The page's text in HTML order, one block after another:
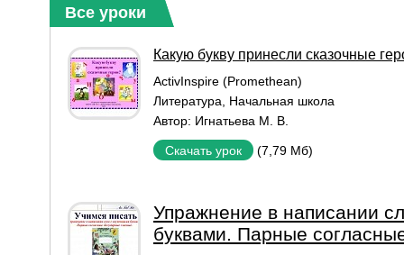
Все уроки
Какую букву принесли сказочные
ActivInspire (Promethean)
Литература
Начальная школа
Автор: Игнатьева М. В.
Скачать урок (7,79 Мб)
Упражнение в написании
буквами. Парные